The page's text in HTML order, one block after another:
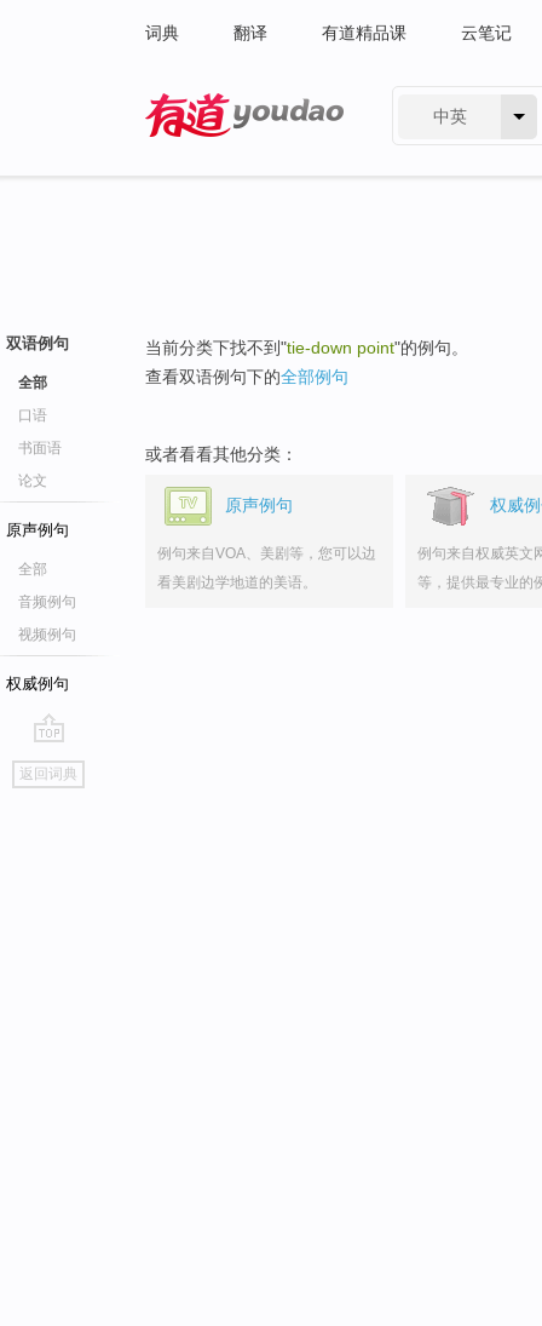
词典 翻译 有道精品课 云笔记
中英
双语例句
全部
口语
书面语
论文
原声例句
全部
音频例句
视频例句
权威例句
go
top
返回词典
当前分类下找不到"tie-down point"的例句。
查看双语例句下的全部例句
或者看看其他分类：
原声例句
例句来自VOA、美剧等，您可以边
看美剧边学地道的美语。
权威
例句来自权威英文
等，提供最专业的